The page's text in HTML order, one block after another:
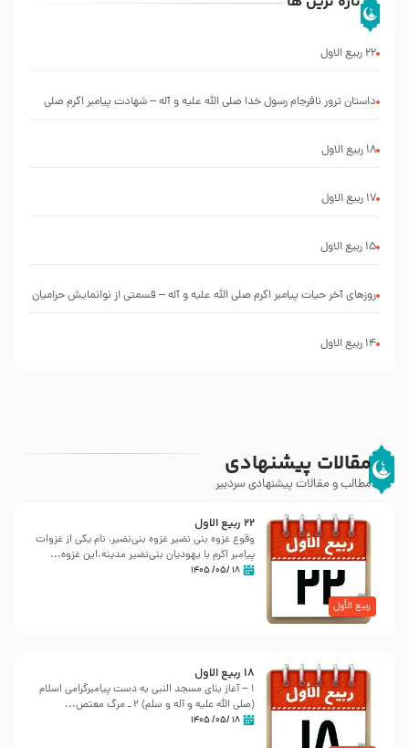
22 ربيع الاول
‌‌‌‌‌‌‌داستان ترور نافرجام رسول خدا صلی الله علیه و آله – شهادت پیامبر اکرم صلی
18 ربيع الاول
17 ربيع الاول
15 ربيع الاول
روزهای آخر حیات پیامبر اکرم صلی الله علیه و آله – قسمتی از نوانمایش حرامیان
14 ربيع الاول
مقالات پیشنهادی
مطالب و مقالات پیشنهادی سردبیر
ربیع الأول
22 ربيع الاول
وقوع غزوه بنی نضیر غزوه بنی‌نضیر، نام یکی از غزوات
پیامبر اکرم با یهودیان بنی‌نضیر مدینه.این غزوه...
۱۸ /۰۵/ ۱۴۰۵
18 ربيع الاول
1 – آغاز بنای مسجد النبی به دست پیامبرگرامی اسلام
‌(صلی الله علیه و آله و سلم) 2 ـ مرگ معتص...
۱۸ /۰۵/ ۱۴۰۵